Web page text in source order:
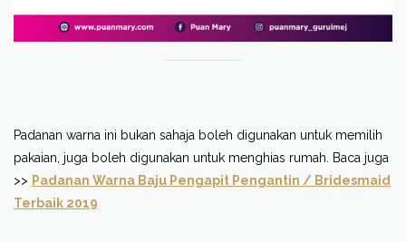
Padanan warna ini bukan sahaja boleh digunakan untuk memilih
pakaian, juga boleh digunakan untuk menghias rumah. Baca juga
>> Padanan Warna Baju Pengapit Pengantin / Bridesmaid
Terbaik 2019